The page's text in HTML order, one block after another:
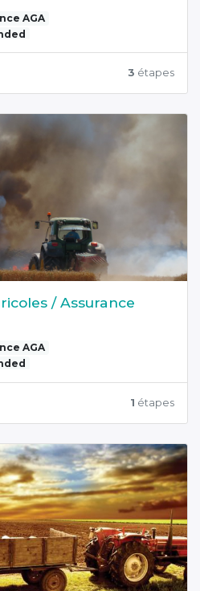
AGA
3 étapes
/ Assurance
AGA
1 étapes